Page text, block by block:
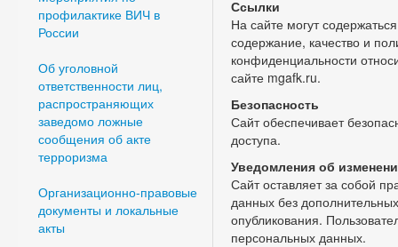
профилактике ВИЧ в
России
Об уголовной
ответственности лиц,
распространяющих
заведомо ложные
сообщения об акте
терроризма
Организационно-правовые
документы и локальные
акты
Ссылки
На сайте могут
содержание, качество и
конфиденциальности
сайте mgafk.ru.
Безопасность
Сайт обеспечивает
доступа.
Уведомления об
Сайт оставляет за собой
данных без
опубликования.
персональных данных.